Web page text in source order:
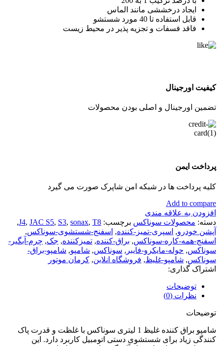
ایجاد درخششی مانند الماس
قابل استفاده تا 40 مورد شستشو
فاقد فسفات و تجزیه پذیر در محیط زیست
کیفیت اورجینال
تضمین اورجینال و اصلی بودن محصولات
پرداخت ایمن
کلیه پرداخت ها در شبکه امن شاپرک صورت می گیرد
Add to compare
افزودن به علاقه مندی
دسته: محصولات سوناکس برچسب: J4, JAC S5, S3, sonax, T8
,
آپشن خودرو, اسپری-تمیز-کننده, اسفنج-شستشوی-سوناکس,
اسفنج-همه-کاره-سوناکس, براق-کننده, تمیزکننده, جک, چرم-آبگیر-
سوناکس, حوله-مایکرو-فایبر , سوناکس, شامپو, شامپو-براق-
سوناکس, شامپو-غلیظ, فروشگاه انلاین, کرمان موتور
اشتراک گذاری:
توضیحات
نظرات (0)
توضیحات
شامپو براق کننده غليظ 1 لیتری سوناکس با غلظت و قدرت پاک
کنندگی زياد برای شستشوی دستی اتومبيل کاربرد دارد. این